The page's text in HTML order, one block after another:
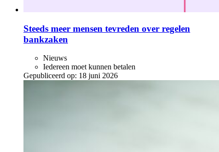
Steeds meer mensen tevreden over regelen
bankzaken
Nieuws
Iedereen moet kunnen betalen
Gepubliceerd op: 18 juni 2026